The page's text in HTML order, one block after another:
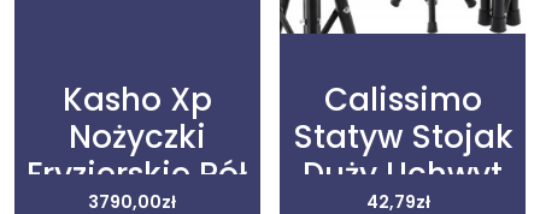
Kasho Xp
Nożyczki
Fryzjerskie Pół
3790,00zł
Calissimo
Statyw Stojak
Duży Uchwyt
42,79zł